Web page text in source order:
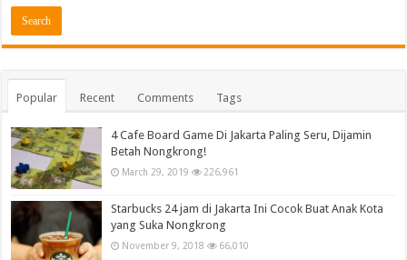
Popular Recent Comments Tags
4 Cafe Board Game Di Jakarta Paling Seru, Dijamin
Betah Nongkrong!
March 29, 2019 226,961
Starbucks 24 jam di Jakarta Ini Cocok Buat Anak Kota
yang Suka Nongkrong
November 9, 2018 66,010